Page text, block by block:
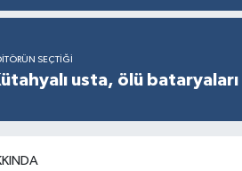
SEÇTIĞI
usta, ölü